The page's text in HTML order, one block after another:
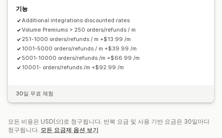
기능
Additional integrations discounted rates
Volume Premiums > 250 orders/refunds / m
251-1000 orders/refunds / m +$13.99 /m
1001-5000 orders/refunds / m +$39.99 /m
5001-10000 orders/refunds /m +$66.99 /m
10001- orders/refunds /m +$92.99 /m
30일 무료 체험
모든 비용은 USD(으)로 청구됩니다. 반복 요금 및 사용 기반 요금은 30일마다
청구됩니다. 모든 요금제 옵션 보기